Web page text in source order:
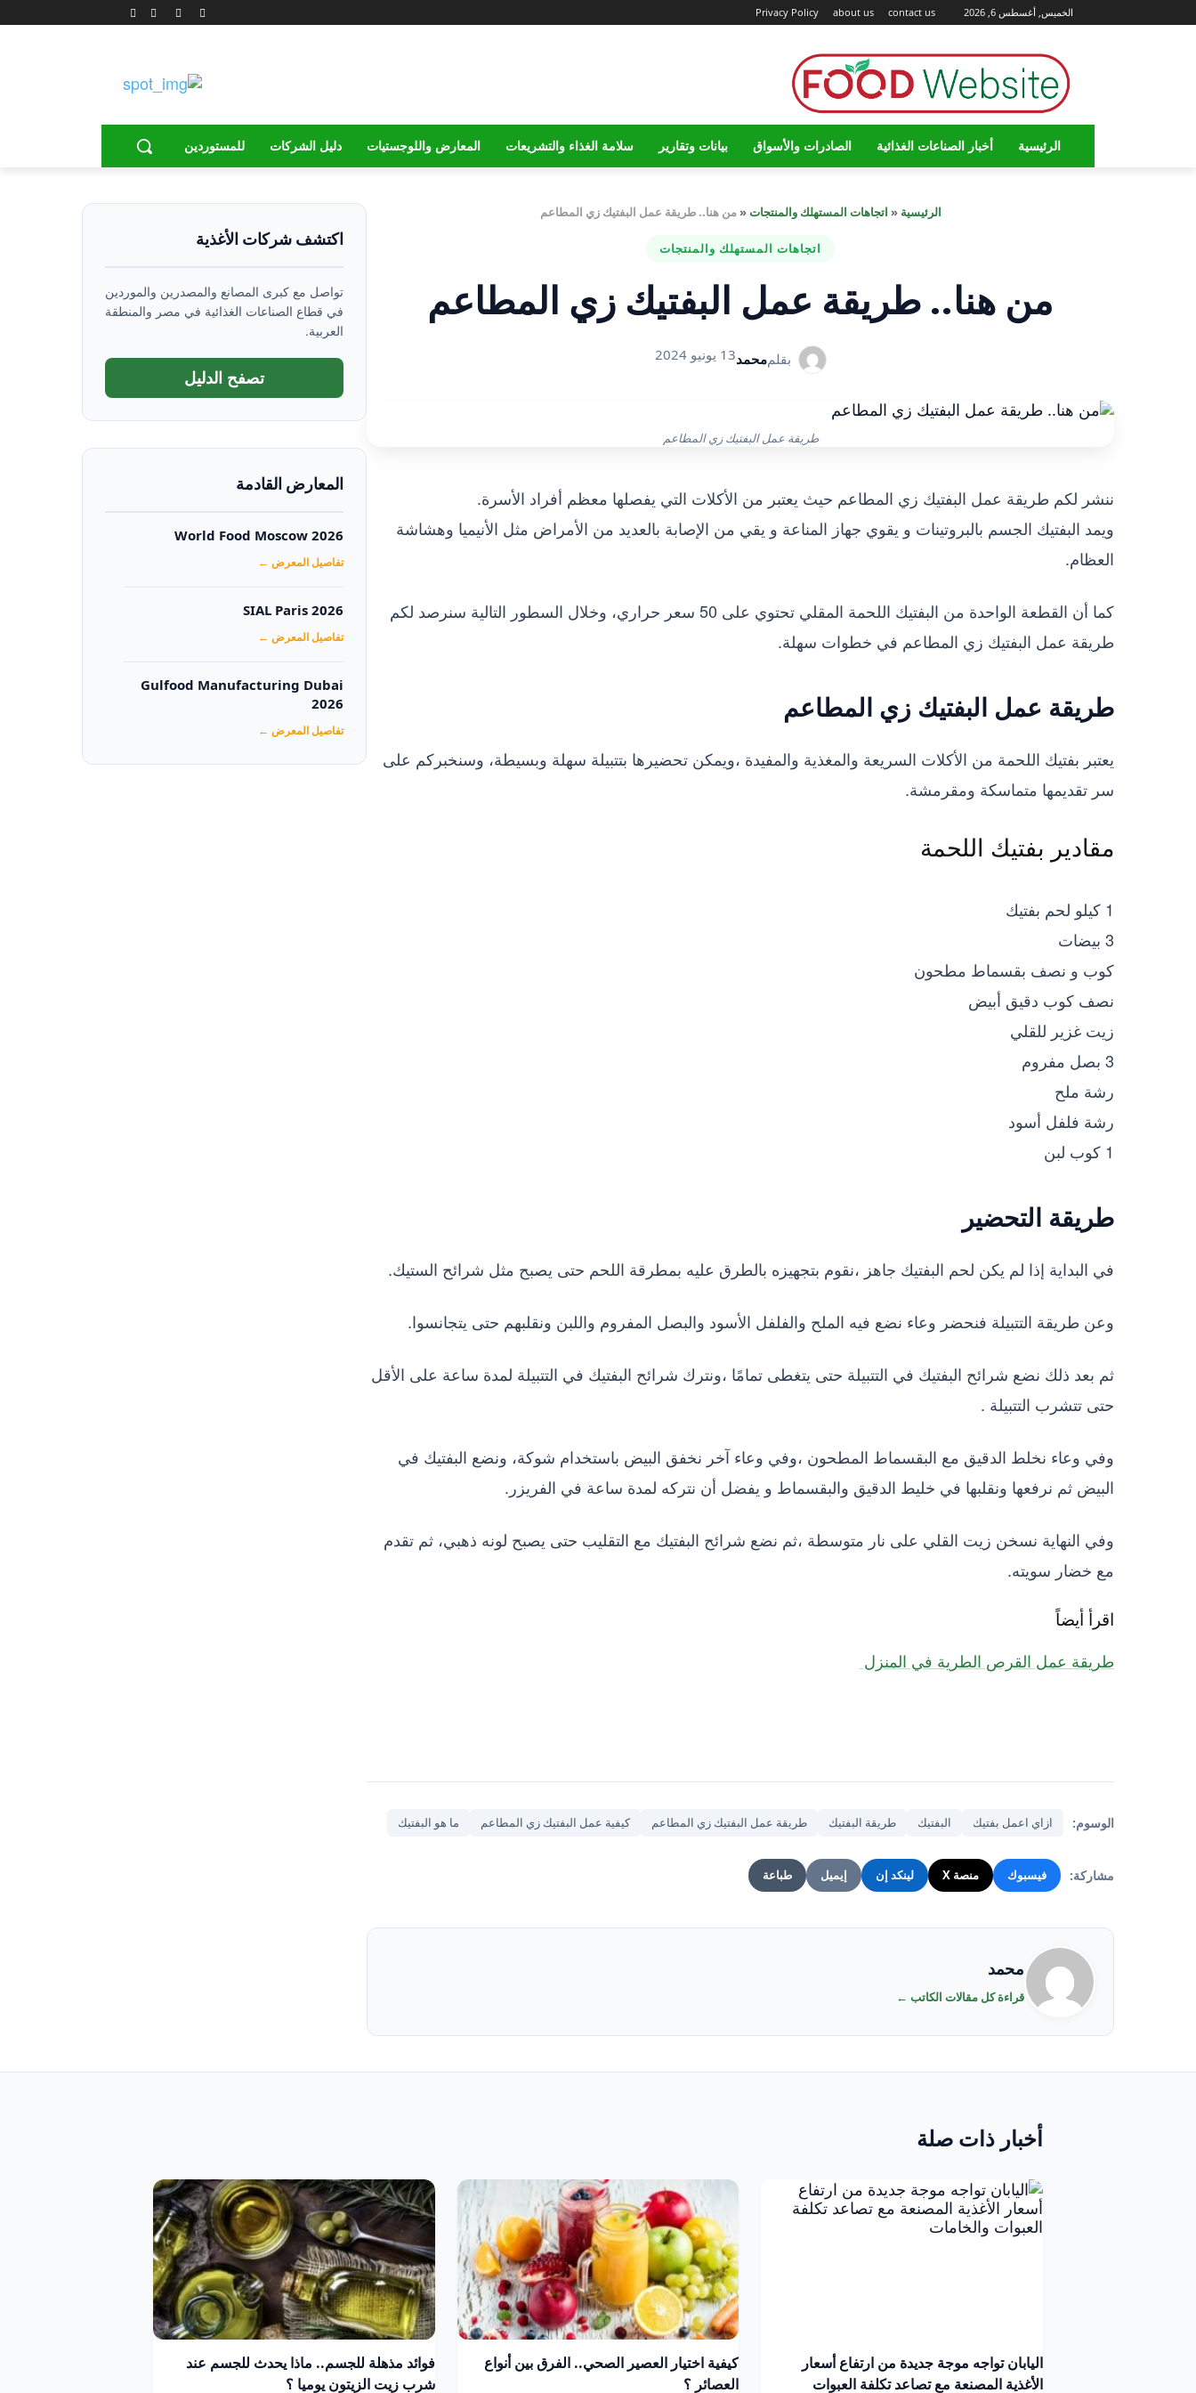
الخميس, أغسطس 6, 2026 Privacy Policy about us contact us
الرئيسية أخبار الصناعات الغذائية الصادرات والأسواق بيانات وتقارير سلامة الغذاء والتشريعات المعارض واللوجستيات دليل الشركات للمستوردين
الرئيسية « اتجاهات المستهلك والمنتجات«من هنا.. طريقة عمل البفتيك زي المطاعم
اتجاهات المستهلك والمنتجات
من هنا.. طريقة عمل البفتيك زي المطاعم
بقلممحمد13 يونيو 2024
طريقة عمل البفتيك زي المطاعم
ننشر لكم طريقة عمل البفتيك زي المطاعم حيث يعتبر من الأكلات التي يفصلها معظم أفراد الأسرة.
ويمد البفتيك الجسم بالبروتينات و يقوي جهاز المناعة و يقي من الإصابة بالعديد من الأمراض مثل الأنيميا وهشاشة
العظام.
كما أن القطعة الواحدة من البفتيك اللحمة المقلي تحتوي على 50 سعر حراري، وخلال السطور التالية سنرصد لكم
طريقة عمل البفتيك زي المطاعم في خطوات سهلة.
طريقة عمل البفتيك زي المطاعم
يعتبر بفتيك اللحمة من الأكلات السريعة والمغذية والمفيدة ،ويمكن تحضيرها بتتبيلة سهلة وبسيطة، وسنخبركم على
سر تقديمها متماسكة ومقرمشة.
مقادير بفتيك اللحمة
1 كيلو لحم بفتيك
3 بيضات
كوب و نصف بقسماط مطحون
نصف كوب دقيق أبيض
زيت غزير للقلي
3 بصل مفروم
رشة ملح
رشة فلفل أسود
1 كوب لبن
طريقة التحضير
في البداية إذا لم يكن لحم البفتيك جاهز ،نقوم بتجهيزه بالطرق عليه بمطرقة اللحم حتى يصبح مثل شرائح الستيك.
وعن طريقة التتبيلة فنحضر وعاء نضع فيه الملح والفلفل الأسود والبصل المفروم واللبن ونقلبهم حتى يتجانسوا.
ثم بعد ذلك نضع شرائح البفتيك في التتبيلة حتى يتغطى تمامًا ،ونترك شرائح البفتيك في التتبيلة لمدة ساعة على الأقل
حتى تتشرب التتبيلة .
وفي وعاء نخلط الدقيق مع البقسماط المطحون ،وفي وعاء آخر نخفق البيض باستخدام شوكة، ونضع البفتيك في
البيض ثم نرفعها ونقلبها في خليط الدقيق والبقسماط و يفضل أن نتركه لمدة ساعة في الفريزر.
وفي النهاية نسخن زيت القلي على نار متوسطة ،ثم نضع شرائح البفتيك مع التقليب حتى يصبح لونه ذهبي، ثم تقدم
مع خضار سويته.
اقرأ أيضاً
طريقة عمل القرص الطرية في المنزل
الوسوم: ازاي اعمل بفتيك البفتيك طريقة البفتيك طريقة عمل البفتيك زي المطاعم كيفية عمل البفتيك زي المطاعم ما هو البفتيك
مشاركة: فيسبوك منصة X لينكد إن إيميل طباعة
محمد
قراءة كل مقالات الكاتب ←
اكتشف شركات الأغذية
تواصل مع كبرى المصانع والمصدرين والموردين
في قطاع الصناعات الغذائية في مصر والمنطقة
العربية.
تصفح الدليل
المعارض القادمة
World Food Moscow 2026
تفاصيل المعرض ←
SIAL Paris 2026
تفاصيل المعرض ←
Gulfood Manufacturing Dubai
2026‏
تفاصيل المعرض ←
أخبار ذات صلة
اليابان تواجه موجة جديدة من ارتفاع أسعار
الأغذية المصنعة مع تصاعد تكلفة العبوات
كيفية اختيار العصير الصحي.. الفرق بين أنواع
العصائر ؟
فوائد مذهلة للجسم.. ماذا يحدث للجسم عند
شرب زيت الزيتون يوميا ؟